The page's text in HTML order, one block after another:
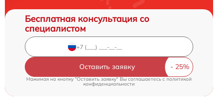
Бесплатная консультация со
специалистом
Оставить заявку
Нажимая на кнопку "Оставить заявку" Вы соглашаетесь c политикой
конфиденциальности